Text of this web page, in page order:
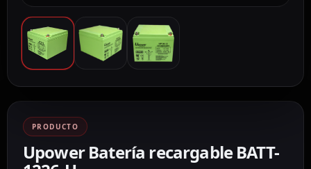
PRODUCTO
Upower Batería recargable BATT-